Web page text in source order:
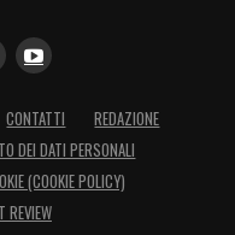
CONTATTI
REDAZIONE
DEI DATI PERSONALI
(COOKIE POLICY)
REVIEW